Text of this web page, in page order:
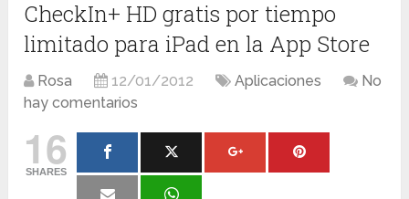
CheckIn+ HD gratis por tiempo
limitado para iPad en la App Store
Rosa 12/01/2012 Aplicaciones
No
hay comentarios
16
SHARES